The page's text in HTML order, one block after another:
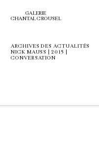
GALERIE
CHANTAL CROUSEL
ARCHIVES DES ACTUALITÉS
NICK MAUSS | 2015 |
CONVERSATION